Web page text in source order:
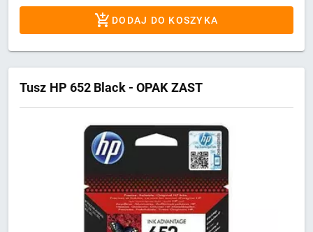
DODAJ DO KOSZYKA
Tusz HP 652 Black - OPAK ZAST